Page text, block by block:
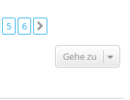
5 6
Gehe zu